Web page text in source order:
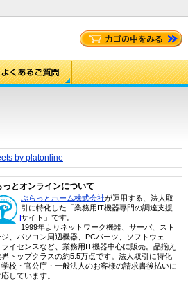
by platonline
っとオンラインについて
ぷらっとホーム株式会社が運用する、法人取
引に特化した「業務用IT機器専門の調達支援
サイト」です。
1999年よりネットワーク機器、サーバ、スト
ジ、パソコン周辺機器、PCパーツ、ソフトウェ
ライセンスなど、業務用IT機器中心に販売。品揃え
界トップクラスの約5.5万点です。法人取引に特化
学校・官公庁・一般法人のお客様の請求書後払いに
応しています。